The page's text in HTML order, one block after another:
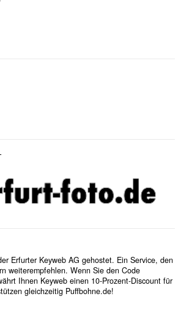
Erfurter Keyweb AG gehostet. Ein Service, den
weiterempfehlen. Wenn Sie den Code
Ihnen Keyweb einen 10-Prozent-Discount für
gleichzeitig Puffbohne.de!